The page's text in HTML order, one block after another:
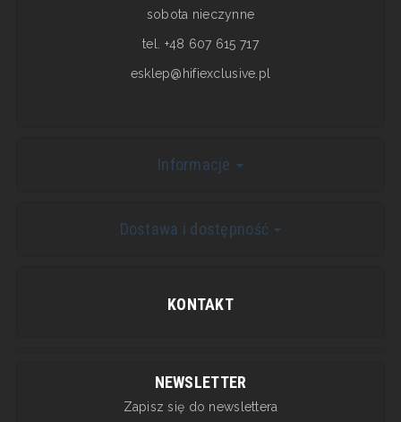
sobota nieczynne
tel. +48 607 615 717
esklep@hifiexclusive.pl
Informacje
Dostawa i dostępność
KONTAKT
NEWSLETTER
Zapisz się do newslettera